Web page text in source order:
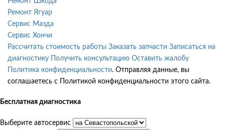
Ремонт Ягуар
Сервис Мазда
Сервис Хончи
Рассчитать стоимость работы Заказать запчасти Записаться на
диагностику
Получить консультацию Оставить жалобу
Политика конфиденциальности. Отправляя данные, вы
соглашаетесь с Политикой конфиденциальности этого сайта.
Бесплатная диагностика
Выберите автосервис